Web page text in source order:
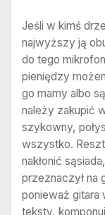
Jeśli w kimś
najwyższy ją
do tego
pieniędzy
go mamy albo
należy zakupić
szykowny,
wszystko.
nakłonić
przeznaczył na
ponieważ gitara
teksty,